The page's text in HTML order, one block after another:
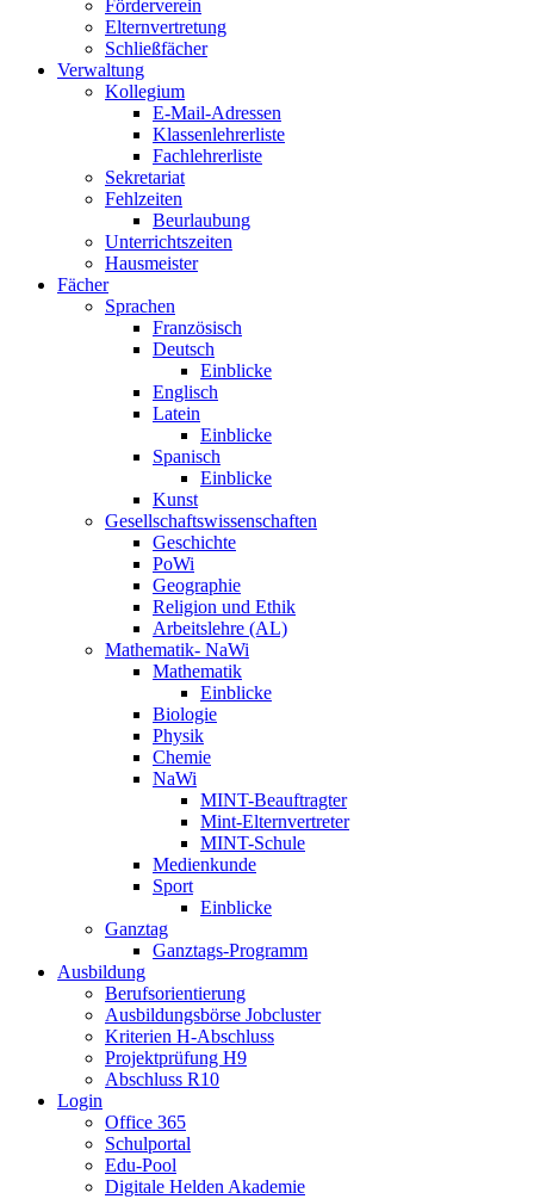
Förderverein
Elternvertretung
Schließfächer
Verwaltung
Kollegium
E-Mail-Adressen
Klassenlehrerliste
Fachlehrerliste
Sekretariat
Fehlzeiten
Beurlaubung
Unterrichtszeiten
Hausmeister
Fächer
Sprachen
Französisch
Deutsch
Einblicke
Englisch
Latein
Einblicke
Spanisch
Einblicke
Kunst
Gesellschaftswissenschaften
Geschichte
PoWi
Geographie
Religion und Ethik
Arbeitslehre (AL)
Mathematik- NaWi
Mathematik
Einblicke
Biologie
Physik
Chemie
NaWi
MINT-Beauftragter
Mint-Elternvertreter
MINT-Schule
Medienkunde
Sport
Einblicke
Ganztag
Ganztags-Programm
Ausbildung
Berufsorientierung
Ausbildungsbörse Jobcluster
Kriterien H-Abschluss
Projektprüfung H9
Abschluss R10
Login
Office 365
Schulportal
Edu-Pool
Digitale Helden Akademie